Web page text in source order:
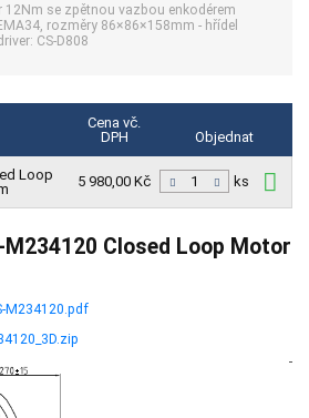
se zpětnou vazbou enkodérem
rozměry 86×86×158mm - hřídel
CS-D808
Cena vč.
DPH
Objednat
Loop
5 980,00 Kč ks
Closed Loop Motor
M234120.pdf